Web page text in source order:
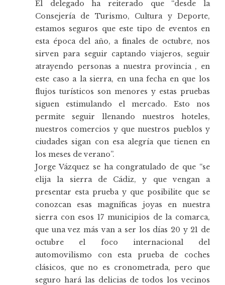
El delegado ha reiterado que “desde la
Consejería de Turismo, Cultura y Deporte,
estamos seguros que este tipo de eventos en
esta época del año, a finales de octubre, nos
sirven para seguir captando viajeros, seguir
atrayendo personas a nuestra provincia , en
este caso a la sierra, en una fecha en que los
flujos turísticos son menores y estas pruebas
siguen estimulando el mercado. Esto nos
permite seguir llenando nuestros hoteles,
nuestros comercios y que nuestros pueblos y
ciudades sigan con esa alegría que tienen en
los meses de verano”.
Jorge Vázquez se ha congratulado de que “se
elija la sierra de Cádiz, y que vengan a
presentar esta prueba y que posibilite que se
conozcan esas magníficas joyas en nuestra
sierra con esos 17 municipios de la comarca,
que una vez más van a ser los días 20 y 21 de
octubre el foco internacional del
automovilismo con esta prueba de coches
clásicos, que no es cronometrada, pero que
seguro hará las delicias de todos los vecinos